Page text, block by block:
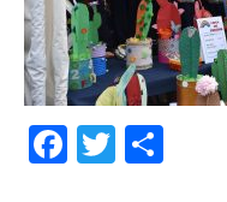
Facebook
Twitter